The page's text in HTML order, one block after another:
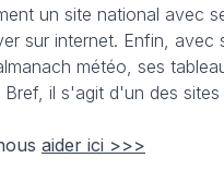
un site national avec
sur internet. Enfin, avec
météo, ses
il s'agit d'un des
aider ici >>>